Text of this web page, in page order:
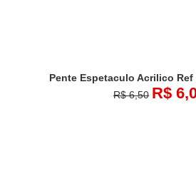
Pente Espetaculo Acrilico Ref
R$ 6,50 R$